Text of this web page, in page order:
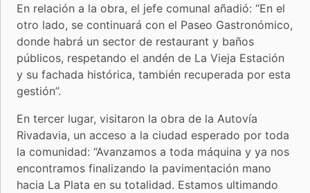
En relación a la obra, el jefe comunal añadió: “En el
otro lado, se continuará con el Paseo Gastronómico,
donde habrá un sector de restaurant y baños
públicos, respetando el andén de La Vieja Estación
y su fachada histórica, también recuperada por esta
gestión”.
En tercer lugar, visitaron la obra de la Autovía
Rivadavia, un acceso a la ciudad esperado por toda
la comunidad: “Avanzamos a toda máquina y ya nos
encontramos finalizando la pavimentación mano
hacia La Plata en su totalidad. Estamos ultimando